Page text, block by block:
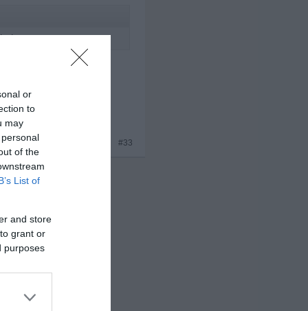
or
to
may
of the
List of
and store
grant or
purposes
#33